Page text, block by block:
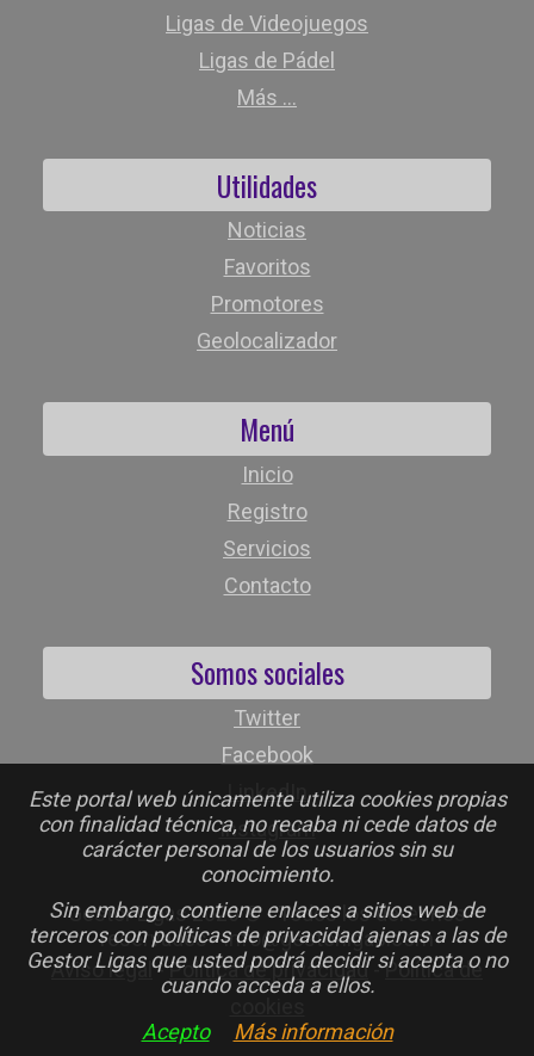
Este portal web únicamente utiliza cookies propias
con finalidad técnica, no recaba ni cede datos de
carácter personal de los usuarios sin su
conocimiento.
Sin embargo, contiene enlaces a sitios web de
terceros con políticas de privacidad ajenas a las de
Gestor Ligas que usted podrá decidir si acepta o no
cuando acceda a ellos.
Acepto
Más información
Ligas de Videojuegos
Ligas de Pádel
Más ...
Utilidades
Noticias
Favoritos
Promotores
Geolocalizador
Menú
Inicio
Registro
Servicios
Contacto
Somos sociales
Twitter
Facebook
LinkedIn
Instagram
Gestor Ligas 2026 © - Todos los derechos
reservados - info@gestorligas.com
Aviso legal-Política de privacidad-Política de